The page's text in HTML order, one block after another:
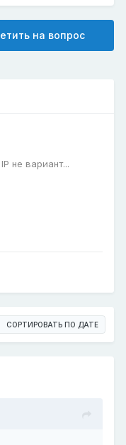
на вопрос
не вариант...
СОРТИРОВАТЬ ПО ДАТЕ